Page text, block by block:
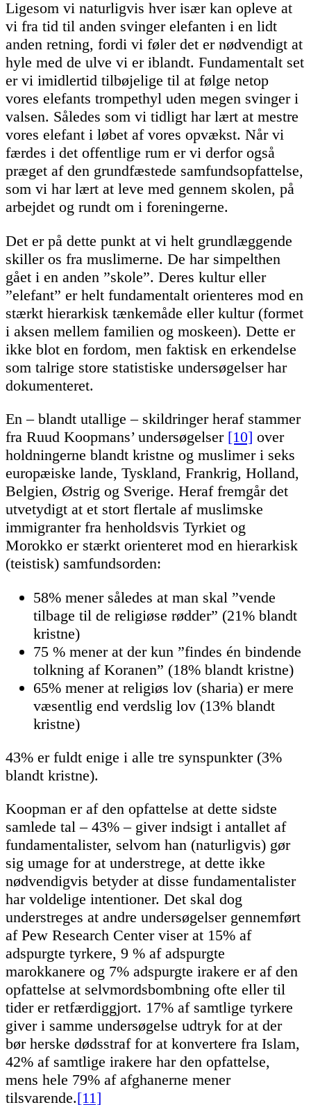
Ligesom vi naturligvis hver især kan opleve at
vi fra tid til anden svinger elefanten i en lidt
anden retning, fordi vi føler det er nødvendigt at
hyle med de ulve vi er iblandt. Fundamentalt set
er vi imidlertid tilbøjelige til at følge netop
vores elefants trompethyl uden megen svinger i
valsen. Således som vi tidligt har lært at mestre
vores elefant i løbet af vores opvækst. Når vi
færdes i det offentlige rum er vi derfor også
præget af den grundfæstede samfundsopfattelse,
som vi har lært at leve med gennem skolen, på
arbejdet og rundt om i foreningerne.
Det er på dette punkt at vi helt grundlæggende
skiller os fra muslimerne. De har simpelthen
gået i en anden ”skole”. Deres kultur eller
”elefant” er helt fundamentalt orienteres mod en
stærkt hierarkisk tænkemåde eller kultur (formet
i aksen mellem familien og moskeen). Dette er
ikke blot en fordom, men faktisk en erkendelse
som talrige store statistiske undersøgelser har
dokumenteret.
En – blandt utallige – skildringer heraf stammer
fra Ruud Koopmans’ undersøgelser [10] over
holdningerne blandt kristne og muslimer i seks
europæiske lande, Tyskland, Frankrig, Holland,
Belgien, Østrig og Sverige. Heraf fremgår det
utvetydigt at et stort flertale af muslimske
immigranter fra henholdsvis Tyrkiet og
Morokko er stærkt orienteret mod en hierarkisk
(teistisk) samfundsorden:
58% mener således at man skal ”vende
tilbage til de religiøse rødder” (21% blandt
kristne)
75 % mener at der kun ”findes én bindende
tolkning af Koranen” (18% blandt kristne)
65% mener at religiøs lov (sharia) er mere
væsentlig end verdslig lov (13% blandt
kristne)
43% er fuldt enige i alle tre synspunkter (3%
blandt kristne).
Koopman er af den opfattelse at dette sidste
samlede tal – 43% – giver indsigt i antallet af
fundamentalister, selvom han (naturligvis) gør
sig umage for at understrege, at dette ikke
nødvendigvis betyder at disse fundamentalister
har voldelige intentioner. Det skal dog
understreges at andre undersøgelser gennemført
af Pew Research Center viser at 15% af
adspurgte tyrkere, 9 % af adspurgte
marokkanere og 7% adspurgte irakere er af den
opfattelse at selvmordsbombning ofte eller til
tider er retfærdiggjort. 17% af samtlige tyrkere
giver i samme undersøgelse udtryk for at der
bør herske dødsstraf for at konvertere fra Islam,
42% af samtlige irakere har den opfattelse,
mens hele 79% af afghanerne mener
tilsvarende.[11]